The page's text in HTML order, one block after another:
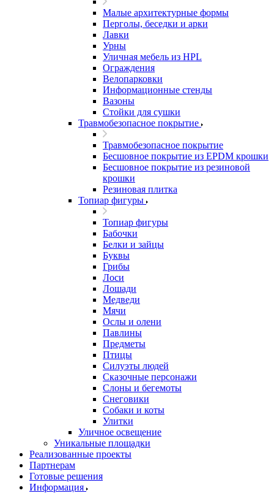
Малые архитектурные формы
Перголы, беседки и арки
Лавки
Урны
Уличная мебель из HPL
Ограждения
Велопарковки
Информационные стенды
Вазоны
Стойки для сушки
Травмобезопасное покрытие
Травмобезопасное покрытие
Бесшовное покрытие из EPDM крошки
Бесшовное покрытие из резиновой
крошки
Резиновая плитка
Топиар фигуры
Топиар фигуры
Бабочки
Белки и зайцы
Буквы
Грибы
Лоси
Лошади
Медведи
Мячи
Ослы и олени
Павлины
Предметы
Птицы
Силуэты людей
Сказочные персонажи
Слоны и бегемоты
Снеговики
Собаки и коты
Улитки
Уличное освещение
Уникальные площадки
Реализованные проекты
Партнерам
Готовые решения
Информация